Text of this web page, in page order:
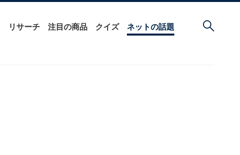
リサーチ 注目の商品 クイズ ネットの話題